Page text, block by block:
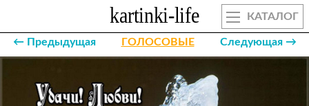
КАТАЛОГ
← Предыдущая ГОЛОСОВЫЕ Следующая →